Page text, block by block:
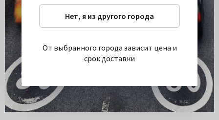
Нет, я из другого города
От выбранного города зависит цена и
срок доставки